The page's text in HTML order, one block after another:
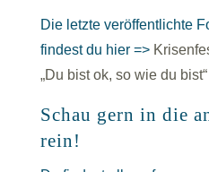
Die letzte veröffentlichte
findest du hier =>
„Du bist ok, so wie du bist“
Schau gern in die
rein!